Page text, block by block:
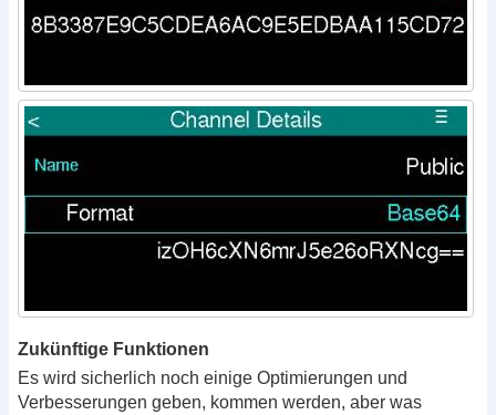
Zukünftige Funktionen
Es wird sicherlich noch einige Optimierungen und
Verbesserungen geben, kommen werden, aber was